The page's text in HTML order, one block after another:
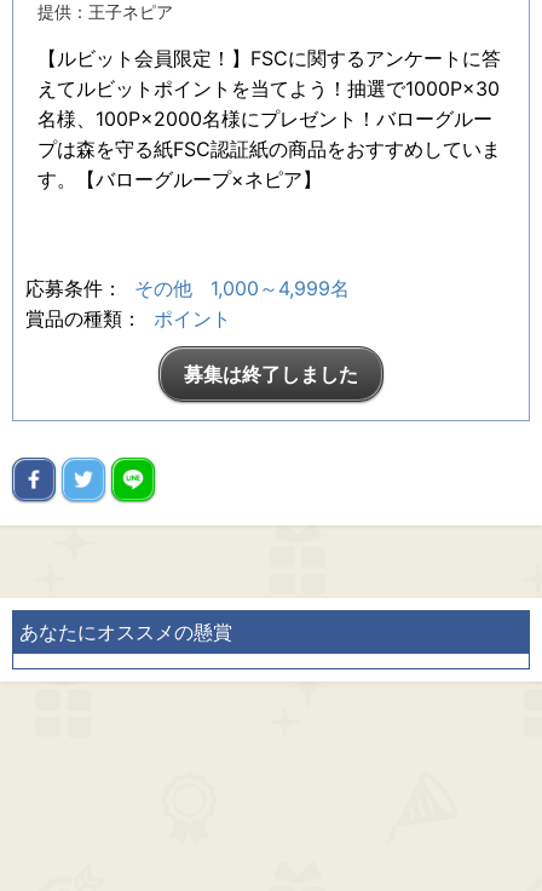
提供：王子ネピア
【ルビット会員限定！】FSCに関するアンケートに答
えてルビットポイントを当てよう！抽選で1000P×30
名様、100P×2000名様にプレゼント！バローグルー
プは森を守る紙FSC認証紙の商品をおすすめしていま
す。【バローグループ×ネピア】
応募条件： その他
1,000～4,999名
賞品の種類：
ポイント
募集は終了しました
あなたにオススメの懸賞